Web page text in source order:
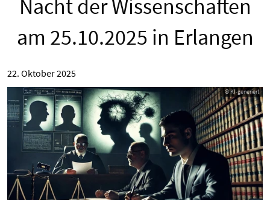
Nacht der Wissenschaften
am 25.10.2025 in Erlangen
22. Oktober 2025
© KI-generiert